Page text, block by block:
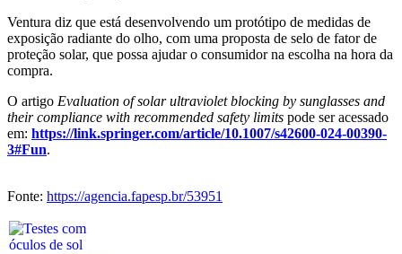
Ventura diz que está desenvolvendo um protótipo de medidas de
exposição radiante do olho, com uma proposta de selo de fator de
proteção solar, que possa ajudar o consumidor na escolha na hora da
compra.
O artigo Evaluation of solar ultraviolet blocking by sunglasses and
their compliance with recommended safety limits pode ser acessado
em: https://link.springer.com/article/10.1007/s42600-024-00390-
3#Fun.
Fonte: https://agencia.fapesp.br/53951